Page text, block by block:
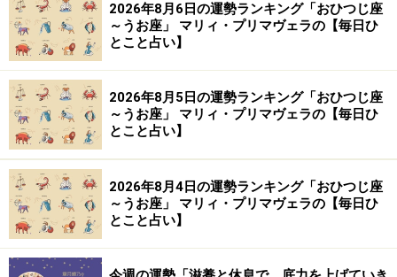
2024年3月22日の運勢「おうし座」
体裁を気にしていたら何もできない。あるがままで勝負
を。
＞【今週の運勢】はこちら
＞【2024年上半期の運勢】はこちら
ふたご座（5月21日～6月21日生まれ）
2026年8月6日の運勢ランキング「おひつじ座
～うお座」 マリィ・プリマヴェラの【毎日ひ
とこと占い】
2026年8月5日の運勢ランキング「おひつじ座
～うお座」 マリィ・プリマヴェラの【毎日ひ
とこと占い】
2026年8月4日の運勢ランキング「おひつじ座
～うお座」 マリィ・プリマヴェラの【毎日ひ
とこと占い】